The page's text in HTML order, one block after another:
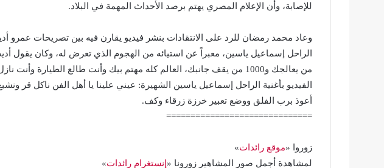
للإصابة، وأن الإعلام المصري يهتم برصد الأحداث المهمة في البلاد.
وعاد محمد رمضان للرد على الانتقادات بنشر فيديو يقارن فيه بين تصريحات عمرو
من يعالجك و1000 من يقف جانبك، العالم كله مهتم بيك وأنت طالع الطيارة
الفيديو بأغنية الراحل إسماعيل ياسين الشهيرة: عيني علينا يا أهل الفن ناكل قر
أعوذ برب الفلق ووضع تعبير خرزة زرقاء وكف.
==============================
زوروا «موقع رائدات»
لمشاهدة أجمل صور المشاهير زورونا « إنستغرام رائدات»